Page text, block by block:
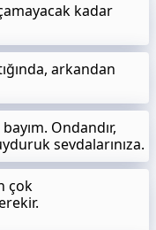
kadar
arkandan
Ondandır,
sevdalarınıza.
çok